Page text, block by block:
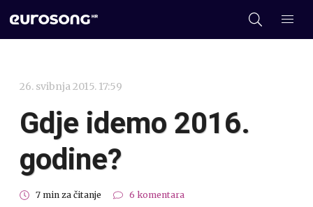
26. svibnja 2015. 17:59
Gdje idemo 2016.
godine?
7 min za čitanje 6 komentara